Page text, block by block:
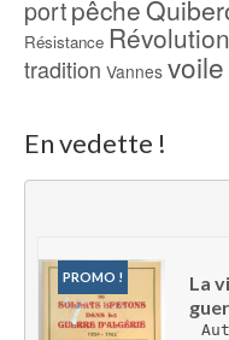
portpêche
Résistance Révolution
tradition Vannes voile
En vedette !
PROMO !
La